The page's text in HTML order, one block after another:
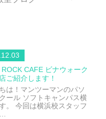
ROCK CAFE ビナウォーク
ご紹介します！
は！マンツーマンのパソ
ール ソフトキャンパス横
。 今回は横浜校スタッフ